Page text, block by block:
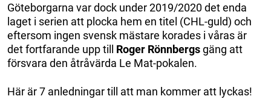
Göteborgarna var dock under 2019/2020 det enda
laget i serien att plocka hem en titel (CHL-guld) och
eftersom ingen svensk mästare korades i våras är
det fortfarande upp till Roger Rönnbergsgäng att
försvara den åtråvärda Le Mat-pokalen.
Här är 7 anledningar till att man kommer att lyckas!